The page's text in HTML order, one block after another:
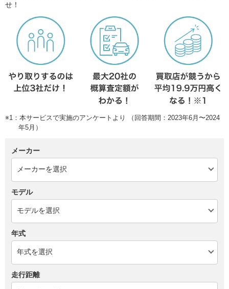
せ！
※1：本サービスで実施のアンケートより （回答期間：2023年6月〜2024
年5月）
メーカー
モデル
年式
走行距離